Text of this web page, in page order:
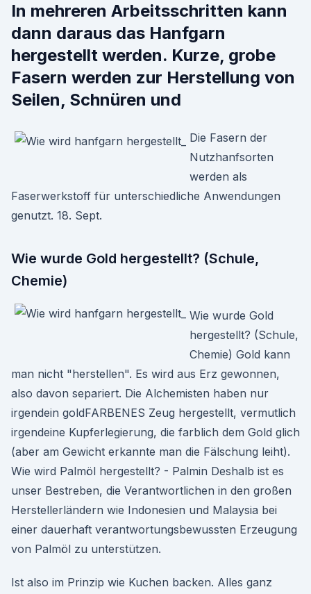
In mehreren Arbeitsschritten kann
dann daraus das Hanfgarn
hergestellt werden. Kurze, grobe
Fasern werden zur Herstellung von
Seilen, Schnüren und
Die Fasern der
Nutzhanfsorten
werden als
Faserwerkstoff für unterschiedliche Anwendungen
genutzt. 18. Sept.
Wie wurde Gold hergestellt? (Schule,
Chemie)
Wie wurde Gold
hergestellt? (Schule,
Chemie) Gold kann
man nicht "herstellen". Es wird aus Erz gewonnen,
also davon separiert. Die Alchemisten haben nur
irgendein goldFARBENES Zeug hergestellt, vermutlich
irgendeine Kupferlegierung, die farblich dem Gold glich
(aber am Gewicht erkannte man die Fälschung leiht).
Wie wird Palmöl hergestellt? - Palmin Deshalb ist es
unser Bestreben, die Verantwortlichen in den großen
Herstellerländern wie Indonesien und Malaysia bei
einer dauerhaft verantwortungsbewussten Erzeugung
von Palmöl zu unterstützen.
Ist also im Prinzip wie Kuchen backen. Alles ganz